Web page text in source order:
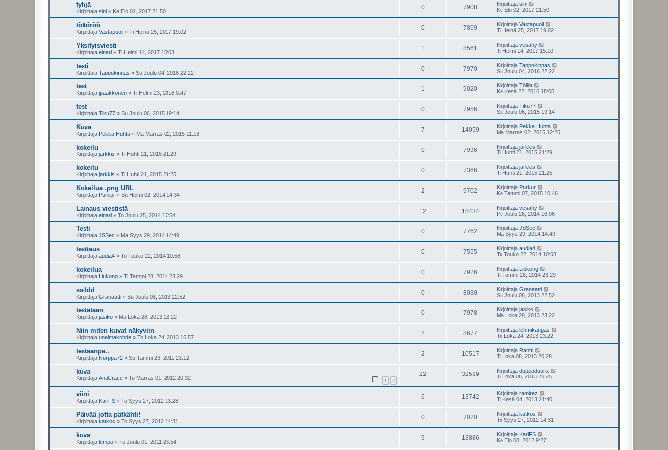
tyhjä
Kirjoittaja sini » Ke Elo 02, 2017 21:50
0 7908 Kirjoittaja sini
Ke Elo 02, 2017 21:50
töttöröö
Kirjoittaja Vastapuoli » Ti Heinä 25, 2017 19:02
0 7869 Kirjoittaja Vastapuoli
Ti Heinä 25, 2017 19:02
Yksityisviesti
Kirjoittaja einari » Ti Helmi 14, 2017 15:03
1 8561 Kirjoittaja vesahy
Ti Helmi 14, 2017 15:10
testi
Kirjoittaja Tappokinnas » Su Joulu 04, 2016 22:22
0 7970 Kirjoittaja Tappokinnas
Su Joulu 04, 2016 22:22
test
Kirjoittaja jpaakkonen » Ti Helmi 23, 2016 0:47
1 9020 Kirjoittaja Töllöt
Ke Kesä 22, 2016 18:05
test
Kirjoittaja Tiku77 » Su Joulu 06, 2015 19:14
0 7956 Kirjoittaja Tiku77
Su Joulu 06, 2015 19:14
Kuva
Kirjoittaja Pekka Huhta » Ma Marras 02, 2015 11:18
7 14059 Kirjoittaja Pekka Huhta
Ma Marras 02, 2015 12:25
kokeilu
Kirjoittaja jarkkis » Ti Huhti 21, 2015 21:29
0 7936 Kirjoittaja jarkkis
Ti Huhti 21, 2015 21:29
kokeilu
Kirjoittaja jarkkis » Ti Huhti 21, 2015 21:25
0 7366 Kirjoittaja jarkkis
Ti Huhti 21, 2015 21:25
Kokeilua .png URL
Kirjoittaja Purkur » Su Helmi 02, 2014 14:34
2 9702 Kirjoittaja Purkur
Ke Tammi 07, 2015 10:46
Lainaus viestistä
Kirjoittaja einari » To Joulu 25, 2014 17:54
12 18434 Kirjoittaja vesahy
Pe Joulu 26, 2014 16:06
Testi
Kirjoittaja JSSec » Ma Syys 29, 2014 14:49
0 7762 Kirjoittaja JSSec
Ma Syys 29, 2014 14:49
testtaus
Kirjoittaja audia4 » To Touko 22, 2014 10:58
0 7555 Kirjoittaja audia4
To Touko 22, 2014 10:58
kokeilua
Kirjoittaja Liukong » Ti Tammi 28, 2014 23:29
0 7926 Kirjoittaja Liukong
Ti Tammi 28, 2014 23:29
ssddd
Kirjoittaja Granaatti » Su Joulu 08, 2013 22:52
0 8030 Kirjoittaja Granaatti
Su Joulu 08, 2013 22:52
testataan
Kirjoittaja jasiko » Ma Loka 28, 2013 23:22
0 7978 Kirjoittaja jasiko
Ma Loka 28, 2013 23:22
Niin miten kuvat näkyviin
Kirjoittaja unelmakohde » To Loka 24, 2013 16:57
2 8677 Kirjoittaja lehmikangas
To Loka 24, 2013 23:22
testaanpa..
Kirjoittaja Norppa72 » Su Tammi 23, 2011 23:12
2 10517 Kirjoittaja Rantti
Ti Loka 08, 2013 20:28
kuva
Kirjoittaja AntiCrace » To Marras 01, 2012 20:32 1 2
22 32589 Kirjoittaja duppaduurix
Ti Loka 08, 2013 20:25
viini
Kirjoittaja KariFS » To Syys 27, 2012 13:28
6 13742 Kirjoittaja ramirez
Ti Kesä 04, 2013 21:40
Päivää jotta pätkähti!
Kirjoittaja katkos » To Syys 27, 2012 14:31
0 7020 Kirjoittaja katkos
To Syys 27, 2012 14:31
kuva
Kirjoittaja lempo » To Joulu 01, 2011 23:54
9 13886 Kirjoittaja KariFS
Ke Elo 08, 2012 9:27